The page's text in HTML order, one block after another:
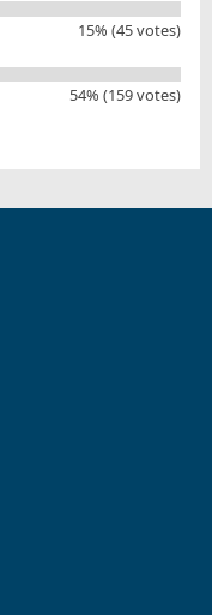
15% (45 votes)
54% (159 votes)